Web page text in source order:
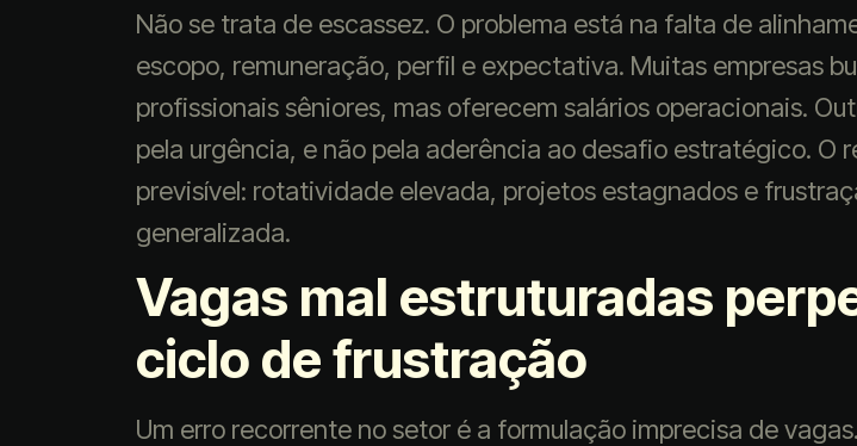
Não se trata de escassez. O problema está na falta de
escopo, remuneração, perfil e expectativa. Muitas empresas
profissionais sêniores, mas oferecem salários operacionais.
pela urgência, e não pela aderência ao desafio estratégico. O
previsível: rotatividade elevada, projetos estagnados e
generalizada.
Vagas mal estruturadas
ciclo de frustração
Um erro recorrente no setor é a formulação imprecisa de